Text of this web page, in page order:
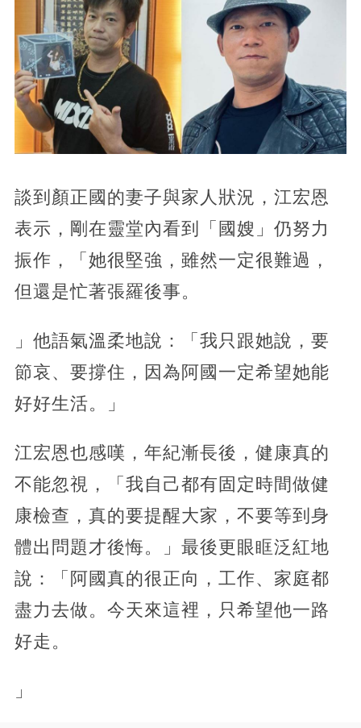
談到顏正國的妻子與家人狀況，江宏恩
表示，剛在靈堂內看到「國嫂」仍努力
振作，「她很堅強，雖然一定很難過，
但還是忙著張羅後事。
」他語氣溫柔地說：「我只跟她說，要
節哀、要撐住，因為阿國一定希望她能
好好生活。」
江宏恩也感嘆，年紀漸長後，健康真的
不能忽視，「我自己都有固定時間做健
康檢查，真的要提醒大家，不要等到身
體出問題才後悔。」最後更眼眶泛紅地
說：「阿國真的很正向，工作、家庭都
盡力去做。今天來這裡，只希望他一路
好走。
」